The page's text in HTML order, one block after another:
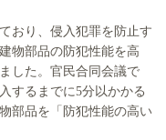
おり、侵入犯罪を防止す
物部品の防犯性能を高
した。官民合同会議で
するまでに5分以かかる
部品を「防犯性能の高い